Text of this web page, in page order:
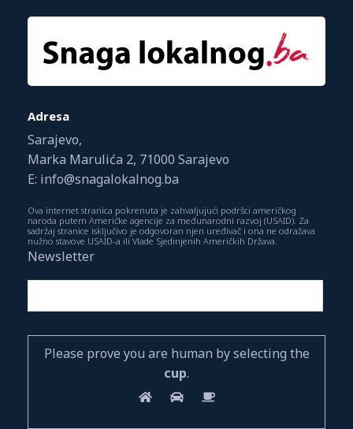
Adresa
Sarajevo,
Marka Marulića 2, 71000 Sarajevo
E: info@snagalokalnog.ba
Ova internet stranica pokrenuta je zahvaljujući podršci američkog
naroda putem Američke agencije za međunarodni razvoj (USAID). Za
sadržaj stranice isključivo je odgovoran njen uređivač i ona ne odražava
nužno stavove USAID-a ili Vlade Sjedinjenih Američkih Država.
Newsletter
Please prove you are human by selecting the
cup.